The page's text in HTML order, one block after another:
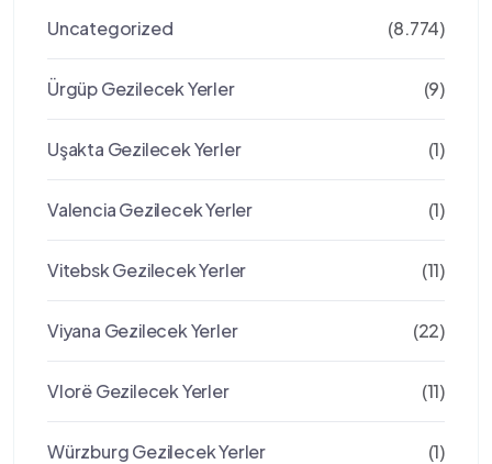
Uncategorized (8.774)
Ürgüp Gezilecek Yerler (9)
Uşakta Gezilecek Yerler (1)
Valencia Gezilecek Yerler (1)
Vitebsk Gezilecek Yerler (11)
Viyana Gezilecek Yerler (22)
Vlorë Gezilecek Yerler (11)
Würzburg Gezilecek Yerler (1)